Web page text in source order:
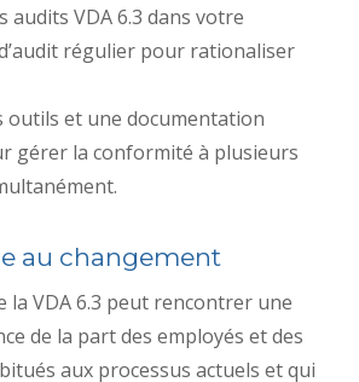
audits VDA 6.3 dans votre
régulier pour rationaliser
outils et une documentation
gérer la conformité à plusieurs
au changement
la VDA 6.3 peut rencontrer une
de la part des employés et des
aux processus actuels et qui